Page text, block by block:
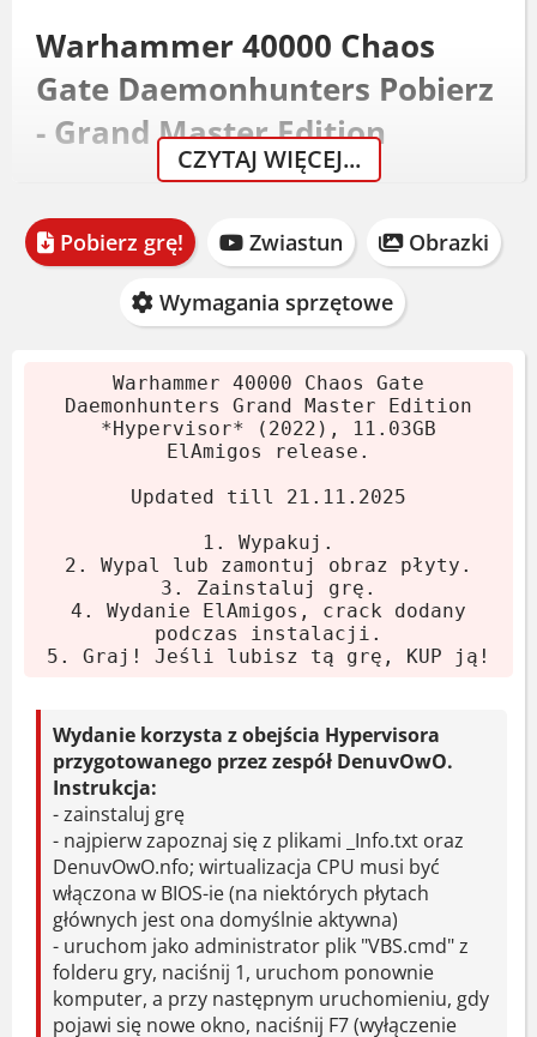
Warhammer 40000 Chaos
Gate Daemonhunters Pobierz
- Grand Master Edition
Do pobrania jest wersja Grand Master
Edition z 2022 roku. Archiwum waży 11.03
GB. Wydanie ElAmigos zawiera już crack
Hypervisor. Instalacja wymaga kilku
Pobierz archiwum (11.03 GB).
Wypakuj za pomocą 7-Zip lub
WinRAR.
Uruchom instalator i postępuj
według instrukcji.
Po instalacji zapoznaj się z plikiem
_Info.txt. Włącz wirtualizację CPU w
BIOS. Uruchom VBS.cmd jako
aby wyłączyć podpis sterowników.
Uruchom grę z ikony na pulpicie.
Uwaga: po restarcie komputera powtórz
procedurę VBS.cmd i F7. Graj!
Wymagania systemowe
Minimalne
CZYTAJ WIĘCEJ...
Pobierz grę! Zwiastun Obrazki
Wymagania sprzętowe
Warhammer 40000 Chaos Gate
Daemonhunters Grand Master Edition
*Hypervisor* (2022), 11.03GB
ElAmigos release.
Updated till 21.11.2025
1. Wypakuj.
2. Wypal lub zamontuj obraz płyty.
3. Zainstaluj grę.
4. Wydanie ElAmigos, crack dodany
podczas instalacji.
5. Graj! Jeśli lubisz tą grę, KUP ją!
Wydanie korzysta z obejścia Hypervisora
przygotowanego przez zespół DenuvOwO.
Instrukcja:
- zainstaluj grę
- najpierw zapoznaj się z plikami _Info.txt oraz
DenuvOwO.nfo; wirtualizacja CPU musi być
włączona w BIOS-ie (na niektórych płytach
głównych jest ona domyślnie aktywna)
- uruchom jako administrator plik "VBS.cmd" z
folderu gry, naciśnij 1, uruchom ponownie
komputer, a przy następnym uruchomieniu, gdy
pojawi się nowe okno, naciśnij F7 (wyłączenie